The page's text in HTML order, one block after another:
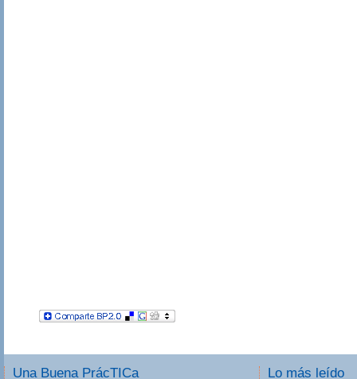
Una Buena PrácTICa Lo más leído